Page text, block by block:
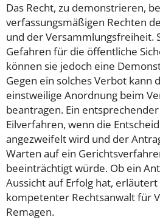
Das Recht, zu demonstrieren,
verfassungsmäßigen Rechten
und der Versammlungsfreiheit.
Gefahren für die öffentliche
können sie jedoch eine
Gegen ein solches Verbot kann
einstweilige Anordnung beim
beantragen. Ein
Eilverfahren, wenn die
angezweifelt wird und der
Warten auf ein
beeinträchtigt würde. Ob ein
Aussicht auf Erfolg hat,
kompetenter Rechtsanwalt für
Remagen.